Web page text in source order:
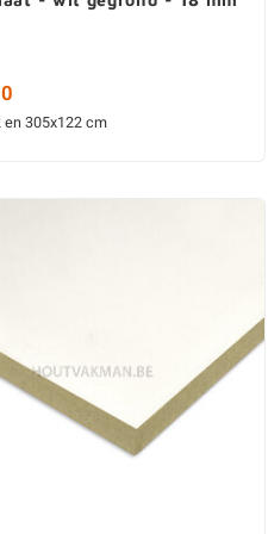
en 305x122 cm